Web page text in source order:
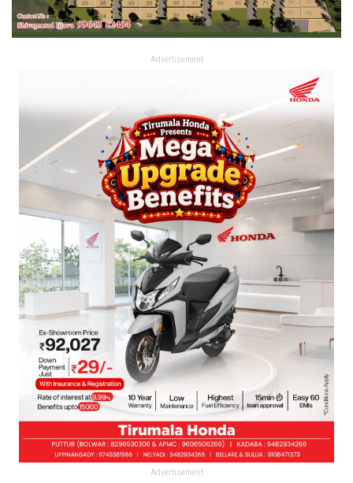
Advertisement
Advertisement